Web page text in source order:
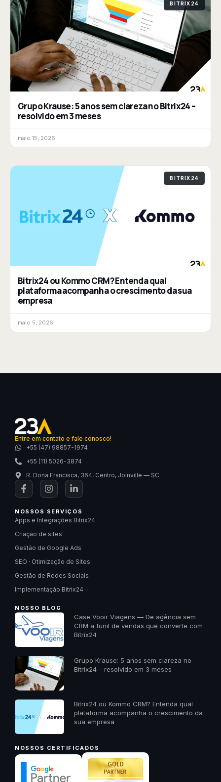
BITRIX24
Grupo Krause: 5 anos sem clareza no Bitrix24 –
resolvido em 3 meses
maio 15, 2026
BITRIX24
Bitrix24 ou Kommo CRM? Entenda qual
plataforma acompanha o crescimento da sua
empresa
maio 5, 2026
Entre em contato e fale conosco!
+55 (47) 98857-1974
+55 (11) 5026-3874
R. Dona Francisca, 364, Centro, Joinville — SC
NOSSOS SERVIÇOS
Apps e Integrações Bitrix24
Criação de sites
Gestão de Google Ads
SEO · Otimização de Sites
Gestão de Redes Sociais
Implementação Bitrix24
NOSSO BLOG
Case Vooir Viagens — De agência sem
CRM a funil de vendas que converte com
Bitrix24
Grupo Krause: 5 anos sem clareza no
Bitrix24 – resolvido em 3 meses
Bitrix24 ou Kommo CRM? Entenda qual
plataforma acompanha o crescimento da
sua empresa
NOSSOS CERTIFICADOS